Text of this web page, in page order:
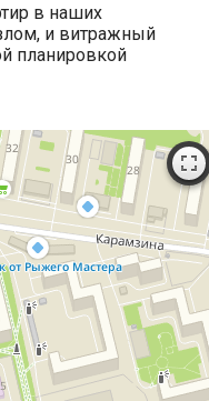
в наших
и витражный
планировкой